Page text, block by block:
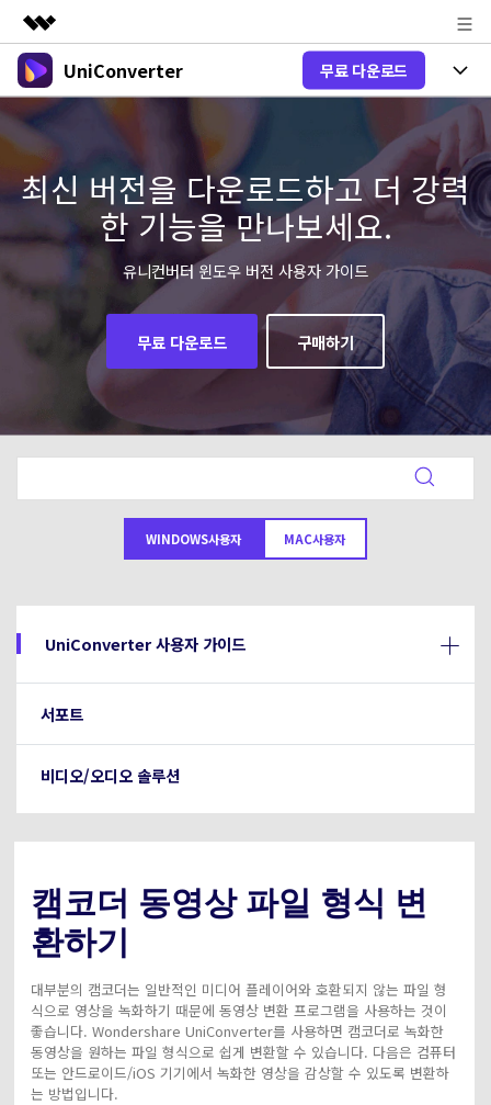
주요 제품
AIGC 크리에이티비티
유틸리티
비즈니스
솔루션
회사 소개
뉴스룸
플랜 및 가격
도움말 센터
UniConverter 무료 다운로드
제품 선택
올인원 미디어 툴박스
유니컨버터-윈도우 버전
제품 기능
음성 텍스트 변환
음성/동영상을 텍스트로 빠르고 정확
하게 변환하세요.
New
동영상 변환
업그레이드된 뛰어난 지능형 변환 프로
Hot
온라인 도구
온라인 오디오 편집기
오디오 변환
New
온라인 영상 편집기
동영상 변환
Hot
V17 업그레이드
블로그
DVD / CD 사용자
DVD 변환
New
Hot
DVD / CD 사용자
카메라 사용자
무비 사용자
더 많은 솔루션 알아보기
가이드
지원되는 형식, 장치 및 GPU의 전체 목록.
새로운 정보
온라인으로 시작하기
search
최신 버전을 다운로드하고 더 강력
한 기능을 만나보세요.
유니컨버터 윈도우 버전 사용자 가이드
무료 다운로드 구매하기
WINDOWS사용자 MAC사용자
UniConverter 사용자 가이드
서포트
비디오/오디오 솔루션
캠코더 동영상 파일 형식 변
환하기
대부분의 캠코더는 일반적인 미디어 플레이어와 호환되지 않는 파일 형
식으로 영상을 녹화하기 때문에 동영상 변환 프로그램을 사용하는 것이
좋습니다. Wondershare UniConverter를 사용하면 캠코더로 녹화한
동영상을 원하는 파일 형식으로 쉽게 변환할 수 있습니다. 다음은 컴퓨터
또는 안드로이드/iOS 기기에서 녹화한 영상을 감상할 수 있도록 변환하
는 방법입니다.